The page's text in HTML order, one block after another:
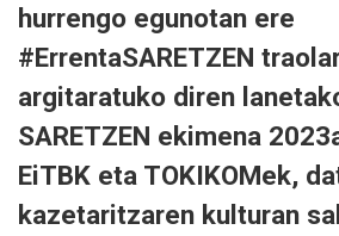
hurrengo egunotan ere
#ErrentaSARETZEN
argitaratuko diren
SARETZEN ekimena
EiTBK eta TOKIKOMek,
kazetaritzaren kulturan